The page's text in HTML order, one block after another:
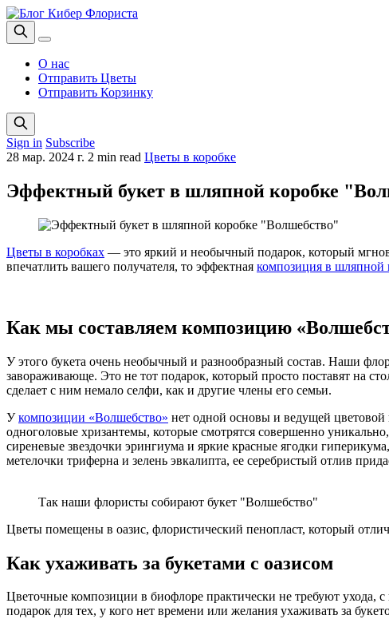
О нас
Отправить Цветы
Отправить Корзинку
Sign in Subscribe
28 мар. 2024 г. 2 min read Цветы в коробке
Эффектный букет в шляпной коробке
Цветы в коробках — это яркий и необычный подарок, который
впечатлить вашего получателя, то эффектная композиция в шляпной
Как мы составляем композицию
У этого букета очень необычный и разнообразный состав. Наши
завораживающе. Это не тот подарок, который просто поставят на
сделает с ним немало селфи, как и другие члены его семьи.
Укомпозиции «Волшебство» нет одной основы и ведущей цветовой
одноголовые хризантемы, которые смотрятся совершенно
сиреневые звездочки эрингиума и яркие красные ягодки
метелочки триферна и зелень эвкалипта, ее серебристый отлив
Так наши флористы собирают букет "Волшебство"
Цветы помещены в оазис, флористический пенопласт, который
Как ухаживать за букетами с оазисом
Цветочные композиции в биофлоре практически не требуют
подарок для тех, у кого нет времени или желания ухаживать за